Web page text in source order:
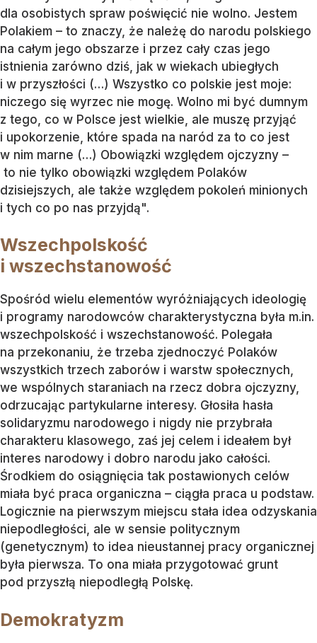
dla osobistych spraw poświęcić nie wolno. Jestem
Polakiem – to znaczy, że należę do narodu polskiego
na całym jego obszarze i przez cały czas jego
istnienia zarówno dziś, jak w wiekach ubiegłych
i w przyszłości (…) Wszystko co polskie jest moje:
niczego się wyrzec nie mogę. Wolno mi być dumnym
z tego, co w Polsce jest wielkie, ale muszę przyjąć
i upokorzenie, które spada na naród za to co jest
w nim marne (…) Obowiązki względem ojczyzny –
to nie tylko obowiązki względem Polaków
dzisiejszych, ale także względem pokoleń minionych
i tych co po nas przyjdą".
Wszechpolskość
i wszechstanowość
Spośród wielu elementów wyróżniających ideologię
i programy narodowców charakterystyczna była m.in.
wszechpolskość i wszechstanowość. Polegała
na przekonaniu, że trzeba zjednoczyć Polaków
wszystkich trzech zaborów i warstw społecznych,
we wspólnych staraniach na rzecz dobra ojczyzny,
odrzucając partykularne interesy. Głosiła hasła
solidaryzmu narodowego i nigdy nie przybrała
charakteru klasowego, zaś jej celem i ideałem był
interes narodowy i dobro narodu jako całości.
Środkiem do osiągnięcia tak postawionych celów
miała być praca organiczna – ciągła praca u podstaw.
Logicznie na pierwszym miejscu stała idea odzyskania
niepodległości, ale w sensie politycznym
(genetycznym) to idea nieustannej pracy organicznej
była pierwsza. To ona miała przygotować grunt
pod przyszłą niepodległą Polskę.
Demokratyzm